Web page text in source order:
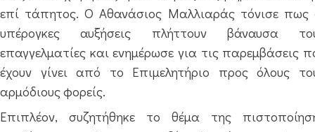
επί τάπητος. Ο Αθανάσιος Μαλλιαράς τόνισε πως
υπέρογκες αυξήσεις πλήττουν βάναυσα
επαγγελματίες και ενημέρωσε για τις παρεμβάσεις
έχουν γίνει από το Επιμελητήριο προς όλους
αρμόδιους φορείς.
Επιπλέον, συζητήθηκε το θέμα της